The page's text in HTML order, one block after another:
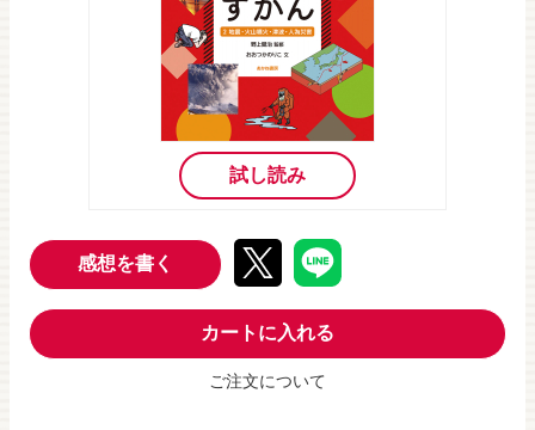
試し読み
感想を書く
カートに入れる
ご注文について